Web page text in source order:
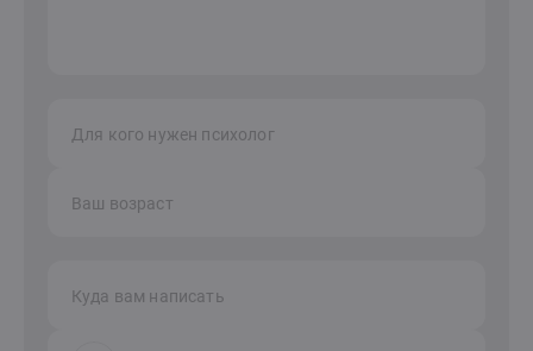
Для кого нужен психолог
Ваш возраст
Куда вам написать